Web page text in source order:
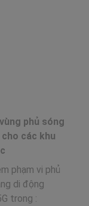
phủ sóng
các khu
phạm vi phủ
di động
trong :